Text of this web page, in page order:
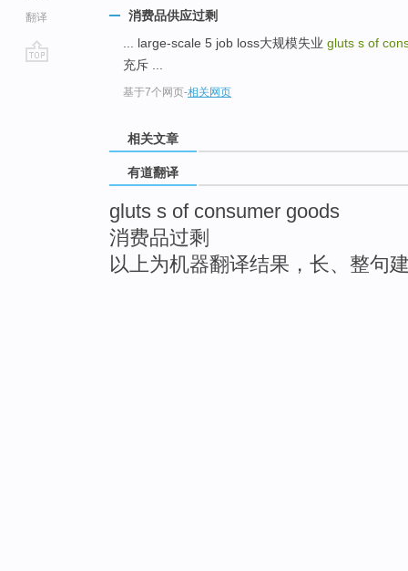
翻译
消费品供应过剩
... large-scale 5 job loss大规模失业 gluts s of
充斥 ...
基于7个网页-相关网页
相关文章
有道翻译
gluts s of consumer goods
消费品过剩
以上为机器翻译结果，长、整句